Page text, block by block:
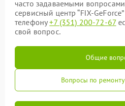
часто задаваемыми
сервисный центр “FIX-
телефону+7 (351) 200-72-67
свой вопрос.
Общие
Вопросы по